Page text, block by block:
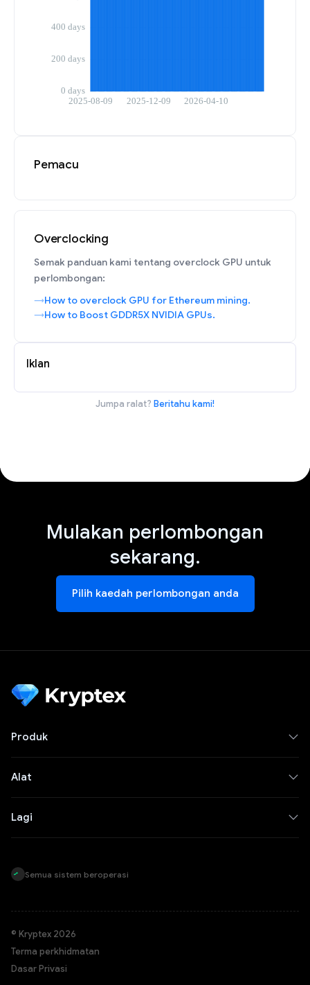
Pemacu
Overclocking
Semak panduan kami tentang overclock GPU untuk
perlombongan:
How to overclock GPU for Ethereum mining.
How to Boost GDDR5X NVIDIA GPUs.
Iklan
Jumpa ralat? Beritahu kami!
Mulakan perlombongan
sekarang.
Pilih kaedah perlombongan anda
Produk
Alat
Lagi
Semua sistem beroperasi
© Kryptex 2026
Terma perkhidmatan
Dasar Privasi